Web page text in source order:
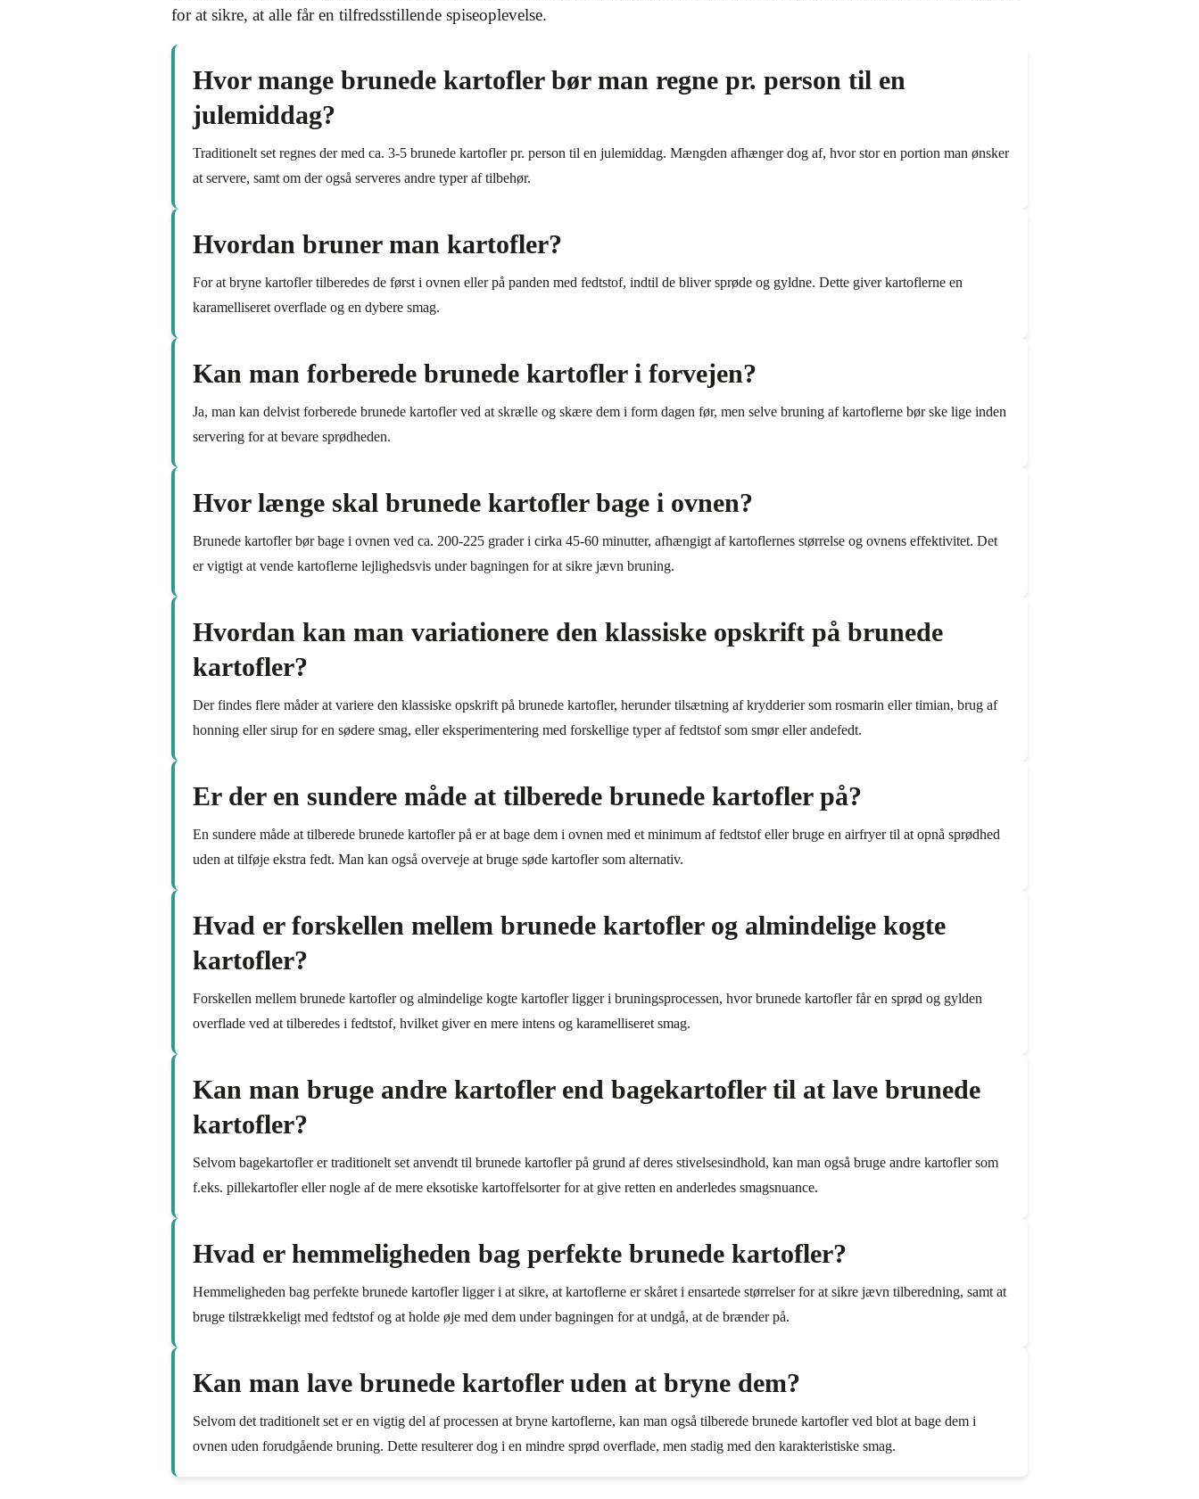
for at sikre, at alle får en tilfredsstillende spiseoplevelse.
Hvor mange brunede kartofler bør man regne pr. person til en
julemiddag?
Traditionelt set regnes der med ca. 3-5 brunede kartofler pr. person til en julemiddag. Mængden afhænger dog af, hvor stor en portion man ønsker
at servere, samt om der også serveres andre typer af tilbehør.
Hvordan bruner man kartofler?
For at bryne kartofler tilberedes de først i ovnen eller på panden med fedtstof, indtil de bliver sprøde og gyldne. Dette giver kartoflerne en
karamelliseret overflade og en dybere smag.
Kan man forberede brunede kartofler i forvejen?
Ja, man kan delvist forberede brunede kartofler ved at skrælle og skære dem i form dagen før, men selve bruning af kartoflerne bør ske lige inden
servering for at bevare sprødheden.
Hvor længe skal brunede kartofler bage i ovnen?
Brunede kartofler bør bage i ovnen ved ca. 200-225 grader i cirka 45-60 minutter, afhængigt af kartoflernes størrelse og ovnens effektivitet. Det
er vigtigt at vende kartoflerne lejlighedsvis under bagningen for at sikre jævn bruning.
Hvordan kan man variationere den klassiske opskrift på brunede
kartofler?
Der findes flere måder at variere den klassiske opskrift på brunede kartofler, herunder tilsætning af krydderier som rosmarin eller timian, brug af
honning eller sirup for en sødere smag, eller eksperimentering med forskellige typer af fedtstof som smør eller andefedt.
Er der en sundere måde at tilberede brunede kartofler på?
En sundere måde at tilberede brunede kartofler på er at bage dem i ovnen med et minimum af fedtstof eller bruge en airfryer til at opnå sprødhed
uden at tilføje ekstra fedt. Man kan også overveje at bruge søde kartofler som alternativ.
Hvad er forskellen mellem brunede kartofler og almindelige kogte
kartofler?
Forskellen mellem brunede kartofler og almindelige kogte kartofler ligger i bruningsprocessen, hvor brunede kartofler får en sprød og gylden
overflade ved at tilberedes i fedtstof, hvilket giver en mere intens og karamelliseret smag.
Kan man bruge andre kartofler end bagekartofler til at lave brunede
kartofler?
Selvom bagekartofler er traditionelt set anvendt til brunede kartofler på grund af deres stivelsesindhold, kan man også bruge andre kartofler som
f.eks. pillekartofler eller nogle af de mere eksotiske kartoffelsorter for at give retten en anderledes smagsnuance.
Hvad er hemmeligheden bag perfekte brunede kartofler?
Hemmeligheden bag perfekte brunede kartofler ligger i at sikre, at kartoflerne er skåret i ensartede størrelser for at sikre jævn tilberedning, samt at
bruge tilstrækkeligt med fedtstof og at holde øje med dem under bagningen for at undgå, at de brænder på.
Kan man lave brunede kartofler uden at bryne dem?
Selvom det traditionelt set er en vigtig del af processen at bryne kartoflerne, kan man også tilberede brunede kartofler ved blot at bage dem i
ovnen uden forudgående bruning. Dette resulterer dog i en mindre sprød overflade, men stadig med den karakteristiske smag.